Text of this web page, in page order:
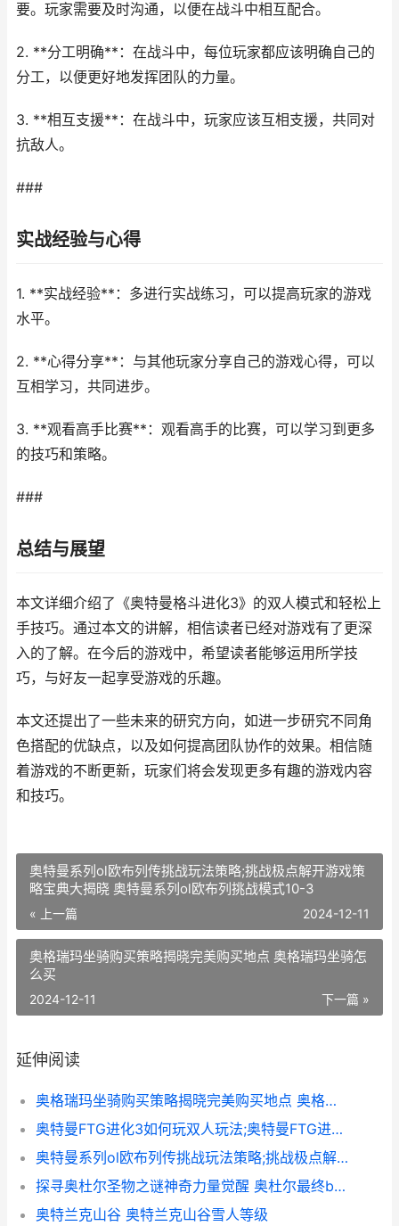
要。玩家需要及时沟通，以便在战斗中相互配合。
2. **分工明确**：在战斗中，每位玩家都应该明确自己的
分工，以便更好地发挥团队的力量。
3. **相互支援**：在战斗中，玩家应该互相支援，共同对
抗敌人。
###
实战经验与心得
1. **实战经验**：多进行实战练习，可以提高玩家的游戏
水平。
2. **心得分享**：与其他玩家分享自己的游戏心得，可以
互相学习，共同进步。
3. **观看高手比赛**：观看高手的比赛，可以学习到更多
的技巧和策略。
###
总结与展望
本文详细介绍了《奥特曼格斗进化3》的双人模式和轻松上
手技巧。通过本文的讲解，相信读者已经对游戏有了更深
入的了解。在今后的游戏中，希望读者能够运用所学技
巧，与好友一起享受游戏的乐趣。
本文还提出了一些未来的研究方向，如进一步研究不同角
色搭配的优缺点，以及如何提高团队协作的效果。相信随
着游戏的不断更新，玩家们将会发现更多有趣的游戏内容
和技巧。
奥特曼系列ol欧布列传挑战玩法策略;挑战极点解开游戏策
略宝典大揭晓 奥特曼系列ol欧布列挑战模式10-3
« 上一篇 2024-12-11
奥格瑞玛坐骑购买策略揭晓完美购买地点 奥格瑞玛坐骑怎
么买
下一篇 »
2024-12-11
延伸阅读
奥格瑞玛坐骑购买策略揭晓完美购买地点 奥格瑞玛坐骑怎么买
奥特曼FTG进化3如何玩双人玩法;奥特曼FTG进化3策略轻松上手诀窍全分析 奥特奥特曼进化三
奥特曼系列ol欧布列传挑战玩法策略;挑战极点解开游戏策略宝典大揭晓 奥特曼系列ol欧布列挑战模式10-3
探寻奥杜尔圣物之谜神奇力量觉醒 奥杜尔最终boss怎么去
奥特兰克山谷 奥特兰克山谷雪人等级